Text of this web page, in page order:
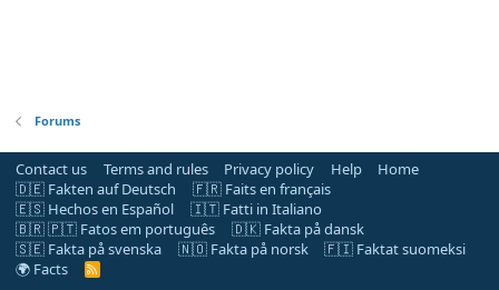
Forums
Contact us Terms and rules Privacy policy Help
Home
🇩🇪 Fakten auf Deutsch
🇫🇷 Faits en français
🇪🇸 Hechos en Español
🇮🇹 Fatti in Italiano
🇧🇷 🇵🇹 Fatos em português
🇩🇰 Fakta på dansk
🇸🇪 Fakta på svenska
🇳🇴 Fakta på norsk
🇫🇮 Faktat suomeksi
🌍 Facts
R